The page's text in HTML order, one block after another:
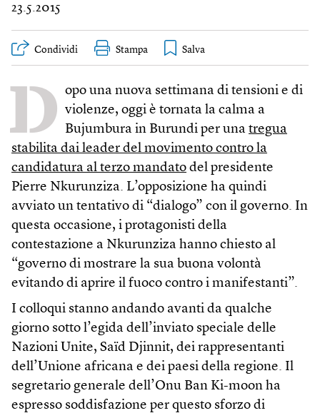
23.5.2015
Condividi Stampa
D opo una nuova settimana di tensioni e di
violenze, oggi è tornata la calma a
Bujumbura in Burundi per una tregua
stabilita dai leader del movimento contro la
candidatura al terzo mandato del presidente
Pierre Nkurunziza. L’opposizione ha quindi
avviato un tentativo di “dialogo” con il governo. In
questa occasione, i protagonisti della
contestazione a Nkurunziza hanno chiesto al
“governo di mostrare la sua buona volontà
evitando di aprire il fuoco contro i manifestanti”.
I colloqui stanno andando avanti da qualche
giorno sotto l’egida dell’inviato speciale delle
Nazioni Unite, Saïd Djinnit, dei rappresentanti
dell’Unione africana e dei paesi della regione. Il
segretario generale dell’Onu Ban Ki-moon ha
espresso soddisfazione per questo sforzo di